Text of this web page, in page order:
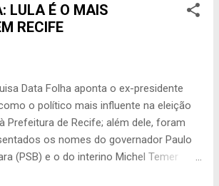
a quem vocês se aliaram. E disso
se envergonhar", disse Dilma; "E a ironia
nem por corrupção, nem por lavagem
lembrou ainda que alguns dos líderes dos
foram "esfuziantes" em tirar fotos
de Cunha, que ainda não foi julgado 247
da presidente eleita Dilma
ao senador Cássio Cunha Lima
LULA É O MAIS
RECIFE
Data Folha aponta o ex-presidente
o político mais influente na eleição
Prefeitura de Recife; além dele, foram
os nomes do governador Paulo
(PSB) e o do interino Michel Temer